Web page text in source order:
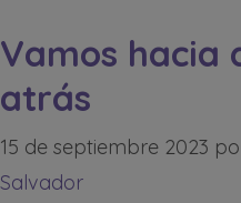
Vamos hacia
atrás
15 de septiembre 2023
Salvador